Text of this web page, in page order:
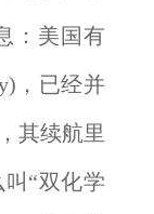
：美国有
，已经并
其续航里
“双化学